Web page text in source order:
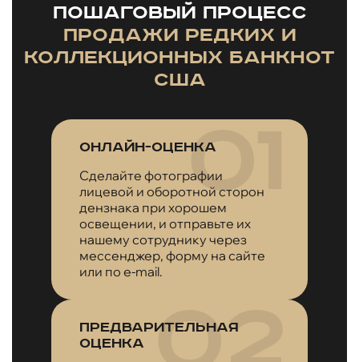
Пошаговый процесс
продажи редких и
коллекционных банкнот
США
Онлайн-оценка
Сделайте фотографии
лицевой и оборотной сторон
дензнака при хорошем
освещении, и отправьте их
нашему сотруднику через
мессенджер, форму на сайте
или по e-mail.
Предварительная
оценка